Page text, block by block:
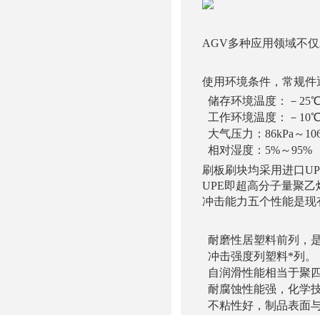
AGV多种应用领域不
使用环境条件，常规件
储存环境温度：－
工作环境温度：－
大气压力：86kPa～
相对湿度：5%～95%
刷板刷块均采用进口
UPE即超高分子量聚
冲击能力五个性能是
耐磨性居塑料前列，
冲击强度列塑料*列。
自润滑性能相当于聚
耐腐蚀性能强，化学
不粘性好，制品表面